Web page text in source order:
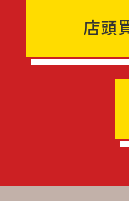
店頭